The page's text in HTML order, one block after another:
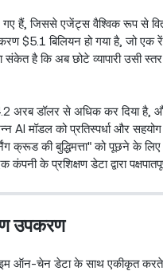
गए हैं, जिससे एजेंट्स वैश्विक रूप से
$5.1 बिलियन हो गया है, जो एक
है कि अब छोटे व्यापारी उसी
अरब डॉलर से अधिक कर दिया है,
AI मॉडल को प्रतिस्पर्धा और
क्रूड की बुद्धिमत्ता" को पूछने के
के प्रशिक्षण डेटा द्वारा
उपकरण
ऑन-चेन डेटा के साथ एकीकृत